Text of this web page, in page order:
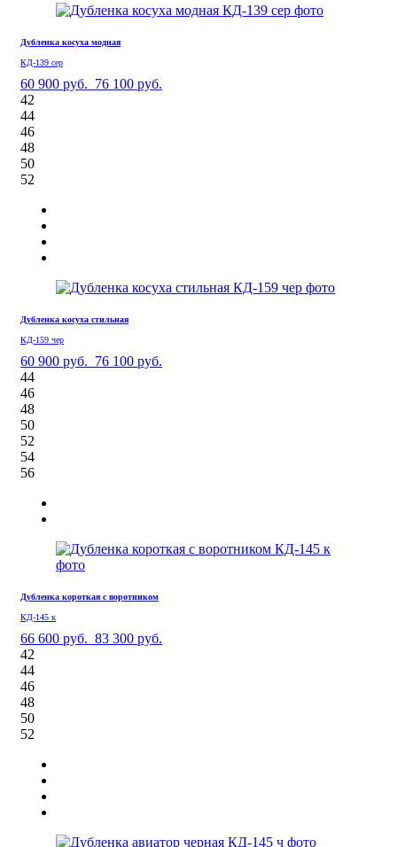
Дубленка косуха модная
КД-139 сер
60 900 руб. 76 100 руб.
42
44
46
48
50
52
Дубленка косуха стильная
КД-159 чер
60 900 руб. 76 100 руб.
44
46
48
50
52
54
56
Дубленка короткая с воротником
КД-145 к
66 600 руб. 83 300 руб.
42
44
46
48
50
52